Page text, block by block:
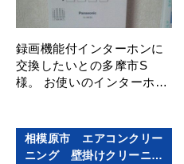
録画機能付インターホンに
交換したいとの多摩市S
様。 お使いのインターホン
に頼めば良いのかお困りで
したが、 ･･･
相模原市 エアコンクリー
ニング 壁掛けクリーニン